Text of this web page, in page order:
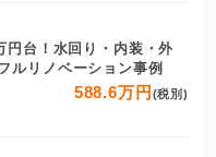
円台！水回り・内装・外
ルリノベーション事例
588.6万円 (税別)